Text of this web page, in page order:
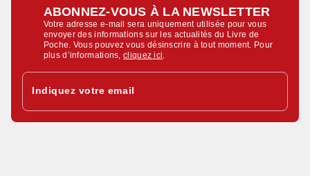
ABONNEZ-VOUS À LA NEWSLETTER
Votre adresse e-mail sera uniquement utilisée pour vous
envoyer des informations sur les actualités du Livre de
Poche. Vous pouvez vous désinscrire à tout moment. Pour
plus d’informations,cliquez ici
Indiquez votre email